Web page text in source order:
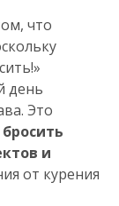
что
день
Это
бросить
и
от курения